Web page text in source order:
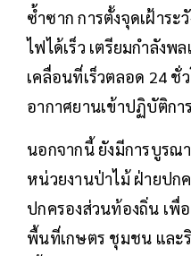
ซ้ำซาก การตั้งจุดเฝ้าร
ไฟได้เร็ว เตรียมกำลัง
เคลื่อนที่เร็วตลอด 24 ชั่
อากาศยานเข้าปฏิบัติกา
นอกจากนี้ ยังมีการบูรณ
หน่วยงานป่าไม้ ฝ่ายปก
ปกครองส่วนท้องถิ่น เพื่
พื้นที่เกษตร ชุมชน และ